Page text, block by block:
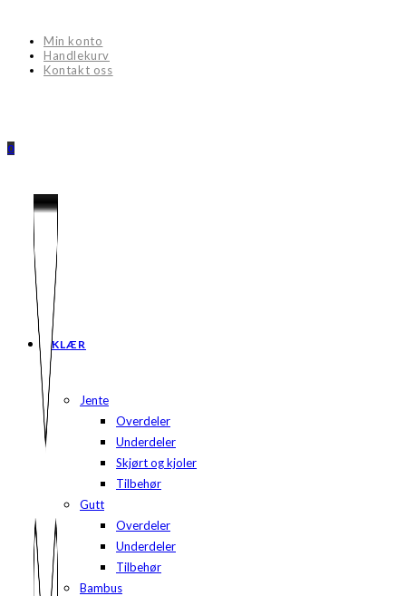
contentMin konto
Handlekurv
Kontakt oss
0
KLÆR
Jente
Overdeler
Underdeler
Skjørt og kjoler
Tilbehør
Gutt
Overdeler
Underdeler
Tilbehør
Bambus